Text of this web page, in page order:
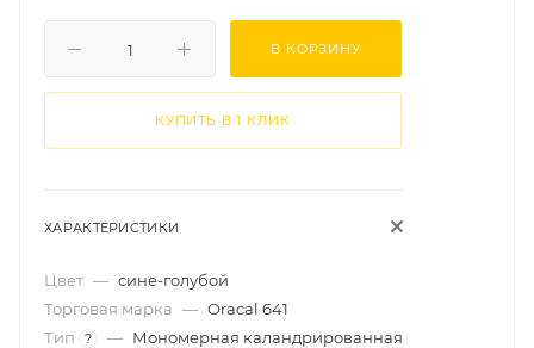
В КОРЗИНУ
КУПИТЬ В 1 КЛИК
ХАРАКТЕРИСТИКИ
Цвет — сине-голубой
Торговая марка — Oracal 641
Тип
? — Мономерная каландрированная